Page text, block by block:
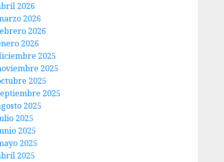
2026
2026
2026
2026
2025
2025
2025
2025
2025
2025
2025
2025
2025